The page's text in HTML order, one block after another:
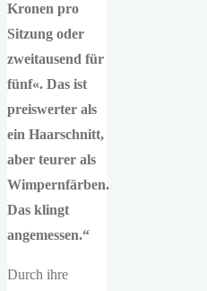
Kronen pro
Sitzung oder
zweitausend für
fünf«. Das ist
preiswerter als
ein Haarschnitt,
aber teurer als
Wimpernfärben.
Das klingt
angemessen.“
Durch ihre